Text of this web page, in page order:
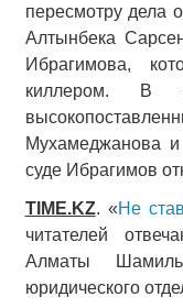
пересмотру дела
Алтынбека
Ибрагимова,
киллером. В
Мухамеджанова
суде Ибрагимов
TIME.KZ. «Не
читателей
Алматы
юридического